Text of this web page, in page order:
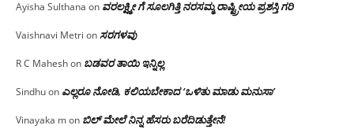
Ayisha Sulthana on ವರಲಕ್ಷ್ಮೀ ಗೆ ಸೂಲಗಿತ್ತಿ ನರಸಮ್ಮ‌ ರಾಷ್ಟ್ರೀಯ ಪ್ರಶಸ್ತಿ ಗರಿ
Vaishnavi Metri onಸರಗಳವು
R C Maheshon ಬಡವರ ತಾಯಿ ಇನ್ನಿಲ್ಲ
Sindhuon ಎಲ್ಲರೂ ನೋಡಿ, ಕಲಿಯಬೇಕಾದ ‘ಒಳಿತು ಮಾಡು ಮನುಸಾ’
Vinayaka mon ಬಿಲ್ ಮೇಲೆ ನಿನ್ನ ಹೆಸರು ಬರೆದಿಡುತ್ತೇನೆ!